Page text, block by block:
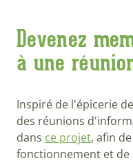
Devenez
à une
Inspiré de l'épicerie de
des réunions
dans ce projet, afin
fonctionnement et de